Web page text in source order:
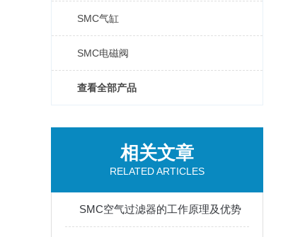
SMC气缸
SMC电磁阀
查看全部产品
相关文章
RELATED ARTICLES
SMC空气过滤器的工作原理及优势